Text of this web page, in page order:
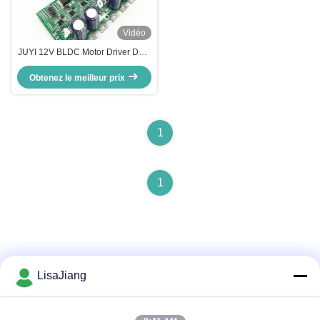
Vidéo
JUYI 12V BLDC Motor Driver Dual
- Moteur pour fauteuil roulant /
scooter électrique,plaque de
contrôle de vitesse du moteur
Obtenez le meilleur prix
1
1
LisaJiang